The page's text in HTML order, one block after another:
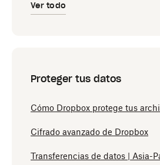
Ver todo
Proteger tus datos
Cómo Dropbox protege tus
Cifrado avanzado de Dropbox
Transferencias de datos | Asia-